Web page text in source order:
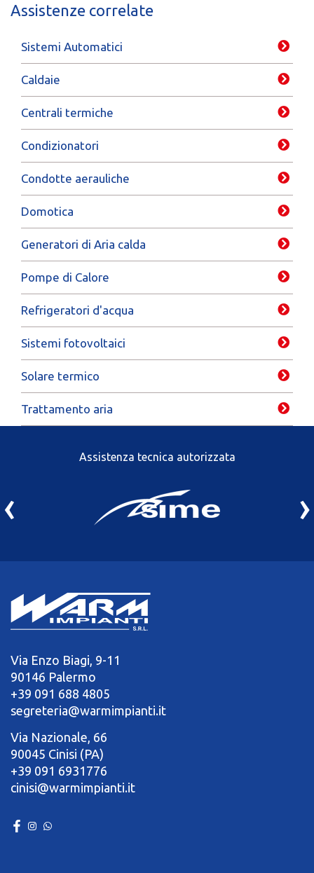
Assistenze correlate
Sistemi Automatici
Caldaie
Centrali termiche
Condizionatori
Condotte aerauliche
Domotica
Generatori di Aria calda
Pompe di Calore
Refrigeratori d'acqua
Sistemi fotovoltaici
Solare termico
Trattamento aria
Assistenza tecnica autorizzata
‹ ›
Via Enzo Biagi, 9-11
90146 Palermo
+39 091 688 4805
segreteria@warmimpianti.it
Via Nazionale, 66
90045 Cinisi (PA)
+39 091 6931776
cinisi@warmimpianti.it